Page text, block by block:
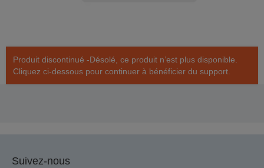
Produit discontinué -Désolé, ce produit n’est plus disponible.
Cliquez ci-dessous pour continuer à bénéficier du support.
Suivez-nous